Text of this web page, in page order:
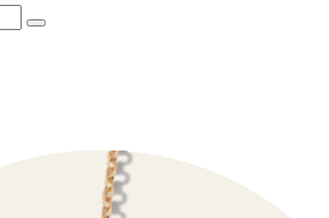
Search